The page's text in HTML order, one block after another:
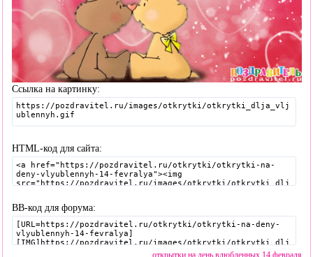
Ссылка на картинку:
HTML-код для сайта:
BB-код для форума:
открытки на день влюбленных 14 февраля